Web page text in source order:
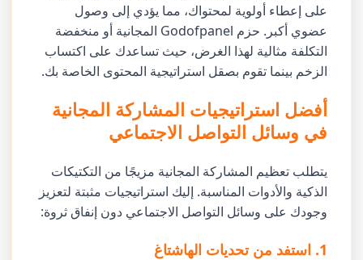
على إعطاء أولوية لمحتواك، مما يؤدي إلى وصول
عضوي أكبر. حزم Godofpanel المجانية أو منخفضة
التكلفة مثالية لهذا الغرض، حيث تساعدك على اكتساب
الزخم بينما تقوم بصقل استراتيجية المحتوى الخاصة بك.
أفضل استراتيجيات المشاركة المجانية
في وسائل التواصل الاجتماعي
يتطلب تعظيم المشاركة المجانية مزيجًا من التكتيكات
الذكية والأدوات المناسبة. إليك استراتيجيات مثبتة لتعزيز
وجودك على وسائل التواصل الاجتماعي دون إنفاق ثروة:
1. استفد من تحديات الهاشتاغ